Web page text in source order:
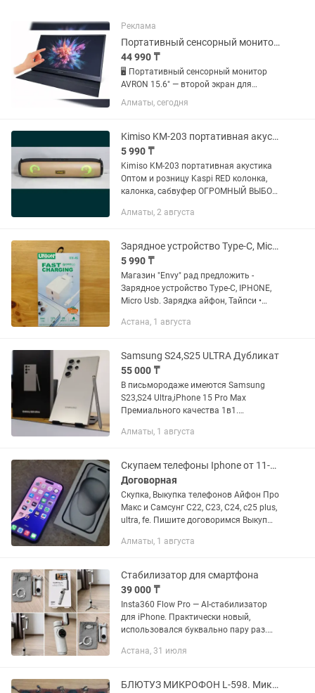
Реклама
Портативный сенсорный монитор AVRON 15.6 второй экран для работы
44 990 ₸
🖥 Портативный сенсорный монитор
AVRON 15.6" — второй экран для
работы, игр и смартфона! Нужен
дополнительный экран, который
AVRON 15.6" легко подключается к...
Алматы, сегодня
Kimiso KM-203 портативная акустика Оптом и розницу Kaspi RED
5 990 ₸
Kimiso KM-203 портативная акустика
Оптом и розницу Kaspi RED колонка,
калонка, сабвуфер ОГРОМНЫЙ ВЫБОР
РАССРОЧКА Kaspi Red! Отличное
Алматы, 2 августа
Зарядное устройство Type-C, Micro Usb. Зарядка, Тайпси
5 990 ₸
Магазин "Envy" рад предложить -
Зарядное устройство Type-C, IPHONE,
Micro Usb. Зарядка айфон, Тайпси •
быструю зарядку при малом размере
Астана, 1 августа
Samsung S24,S25 ULTRA Дубликат
55 000 ₸
В письмородаже имеются Samsung
S23,S24 Ultra,iPhone 15 Pro Max
Премиального качества 1в1.
гиг-64гиг Камера 12
мегапикселей Face Id работает...
Алматы, 1 августа
Скупаем телефоны Iphone от 11-16 до Pro Max, Samsung S22 - S25 Ultra
Договорная
Скупка, Выкупка телефонов Айфон Про
Макс и Самсунг С22, С23, С24, с25 plus,
ultra, fe. Пишите договоримся Выкуп
15 Pro, 15, 15 Plus iPhone 14 Pro Max, 14
Алматы, 1 августа
Стабилизатор для смартфона
39 000 ₸
Insta360 Flow Pro — AI-стабилизатор
для iPhone. Практически новый,
использовался буквально пару раз.
и не пригодился. • AI-отслеживание
Астана, 31 июля
БЛЮТУЗ МИКРОФОН L-598. Микрафон с калонкой. Огромный выбор